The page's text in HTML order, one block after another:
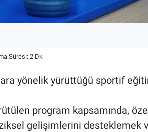
Süresi: 2 Dk
yönelik yürüttüğü sportif
program kapsamında,
gelişimlerini desteklemek